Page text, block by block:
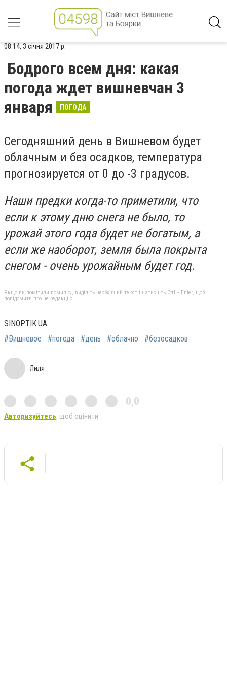
08:14, 3 січня 2017 р.
Бодрого всем дня: какая
погода ждет вишневчан 3
января
ПОГОДА
Сегодняшний день в Вишневом будет
облачным и без осадков, температура
прогнозируется от 0 до -3 градусов.
Наши предки когда-то приметили, что
если к этому дню снега не было, то
урожай этого года будет не богатым, а
если же наоборот, земля была покрыта
снегом - очень урожайным будет год.
Якщо ви помітили помилку, виділіть необхідний текст і натисніть Ctrl + Enter, щоб
повідомити про це редакцію
SINOPTIK.UA
#Вишневое
#погода #день #облачно #безосадков
Лиля
0,0
Авторизуйтесь, щоб оцінити